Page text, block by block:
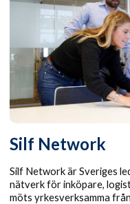
Silf Network
Silf Network är Sveriges
nätverk för inköpare,
möts yrkesverksamma